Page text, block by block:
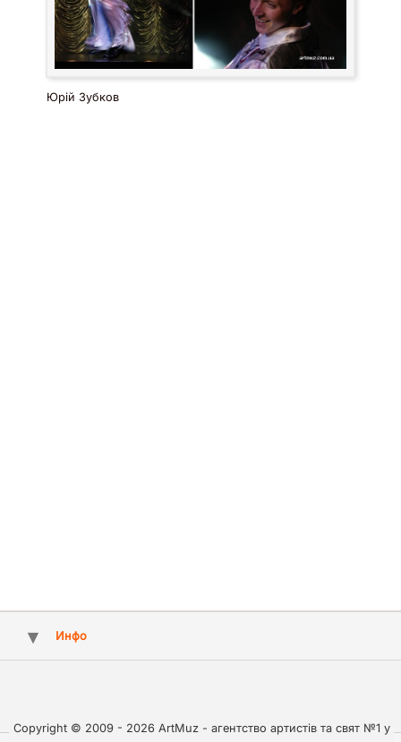
Юрій Зубков
Инфо
Copyright © 2009 - 2026 ArtMuz - агентство артистів та свят №1 у